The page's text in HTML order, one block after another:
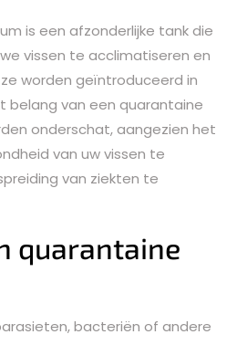
is een afzonderlijke tank die
vissen te acclimatiseren en
worden geïntroduceerd in
belang van een quarantaine
onderschat, aangezien het
van uw vissen te
van ziekten te
quarantaine
bacteriën of andere